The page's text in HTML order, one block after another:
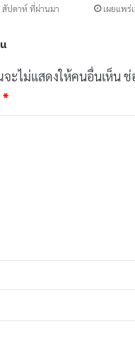
RUNTIME
สัปดาห์ ที่ผ่านมา เผยแพร่
ะไม่แสดงให้คนอื่นเห็นช่
*